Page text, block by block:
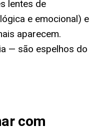
lentes de
e emocional) e
aparecem.
— são espelhos do
com